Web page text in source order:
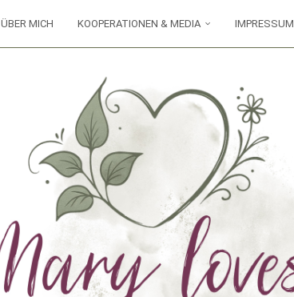
ÜBER MICH KOOPERATIONEN & MEDIA IMPRESSUM